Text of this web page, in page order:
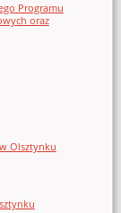
Programu
oraz
Olsztynku